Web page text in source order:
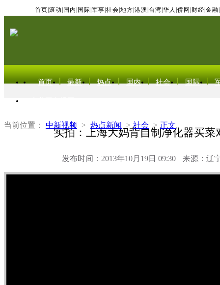
首页 滚动 国内 国际 军事 社会 地方 港澳 台湾 华人 侨网 财经 金融
首页 最新 热点 国内 社会 国际
当前位置： 中新视频 > 热点新闻 > 社会 > 正文
实拍：上海大妈背自制净化器买菜
发布时间：2013年10月19日 09:30 来源：辽